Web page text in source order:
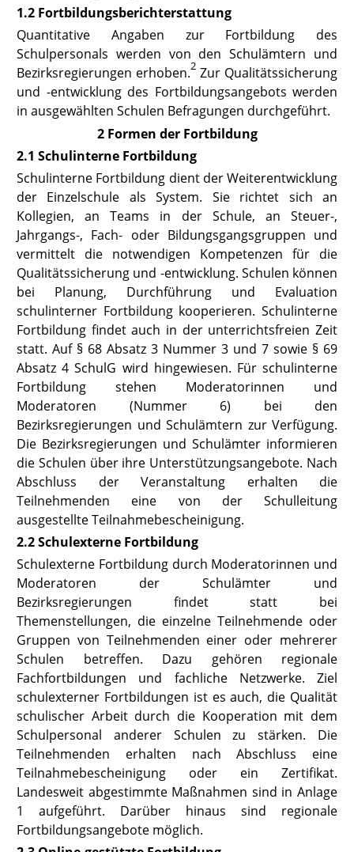
1.2 Fortbildungsberichterstattung
Quantitative Angaben zur Fortbildung des
Schulpersonals werden von den Schulämtern und
Bezirksregierungen erhoben.2 Zur Qualitätssicherung
und -entwicklung des Fortbildungsangebots werden
in ausgewählten Schulen Befragungen durchgeführt.
2 Formen der Fortbildung
2.1 Schulinterne Fortbildung
Schulinterne Fortbildung dient der Weiterentwicklung
der Einzelschule als System. Sie richtet sich an
Kollegien, an Teams in der Schule, an Steuer-,
Jahrgangs-, Fach- oder Bildungsgangsgruppen und
vermittelt die notwendigen Kompetenzen für die
Qualitätssicherung und -entwicklung. Schulen können
bei Planung, Durchführung und Evaluation
schulinterner Fortbildung kooperieren. Schulinterne
Fortbildung findet auch in der unterrichtsfreien Zeit
statt. Auf § 68 Absatz 3 Nummer 3 und 7 sowie § 69
Absatz4 SchulG wird hingewiesen. Für schulinterne
Fortbildung stehen Moderatorinnen und
Moderatoren (Nummer 6) bei den
Bezirksregierungen und Schulämtern zur Verfügung.
Die Bezirksregierungen und Schulämter informieren
die Schulen über ihre Unterstützungsangebote. Nach
Abschluss der Veranstaltung erhalten die
Teilnehmenden eine von der Schulleitung
ausgestellte Teilnahmebescheinigung.
2.2 Schulexterne Fortbildung
Schulexterne Fortbildung durch Moderatorinnen und
Moderatoren der Schulämter und
Bezirksregierungen findet statt bei
Themenstellungen, die einzelne Teilnehmende oder
Gruppen von Teilnehmenden einer oder mehrerer
Schulen betreffen. Dazu gehören regionale
Fachfortbildungen und fachliche Netzwerke. Ziel
schulexterner Fortbildungen ist es auch, die Qualität
schulischer Arbeit durch die Kooperation mit dem
Schulpersonal anderer Schulen zu stärken. Die
Teilnehmenden erhalten nach Abschluss eine
Teilnahmebescheinigung oder ein Zertifikat.
Landesweit abgestimmte Maßnahmen sind in Anlage
1aufgeführt. Darüber hinaus sind regionale
Fortbildungsangebote möglich.